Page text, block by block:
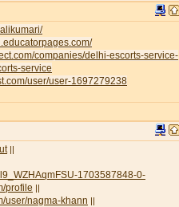
companies/delhi-escorts-service-
service
user/user-1697279238
||
1703587848-0-
profile ||
user/nagma-khann ||